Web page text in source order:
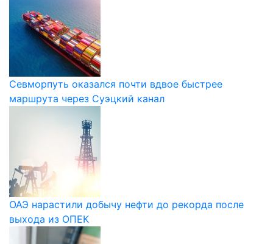
Севморпуть оказался почти вдвое быстрее
маршрута через Суэцкий канал
ОАЭ нарастили добычу нефти до рекорда после
выхода из ОПЕК